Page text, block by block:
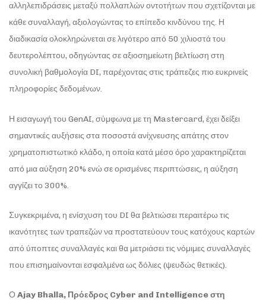
αλληλεπιδράσεις μεταξύ πολλαπλών οντοτήτων που σχετίζονται με
κάθε συναλλαγή, αξιολογώντας το επίπεδο κινδύνου της. Η
διαδικασία ολοκληρώνεται σε λιγότερο από 50 χιλιοστά του
δευτερολέπτου, οδηγώντας σε αξιοσημείωτη βελτίωση στη
συνολική βαθμολογία DI, παρέχοντας στις τράπεζες πιο ευκρινείς
πληροφορίες δεδομένων.
Η εισαγωγή του GenAI, σύμφωνα με τη Mastercard, έχει δείξει
σημαντικές αυξήσεις στα ποσοστά ανίχνευσης απάτης στον
χρηματοπιστωτικό κλάδο, η οποία κατά μέσο όρο χαρακτηρίζεται
από μια αύξηση 20% ενώ σε ορισμένες περιπτώσεις, η αύξηση
αγγίζει το 300%.
Συγκεκριμένα, η ενίσχυση του DI θα βελτιώσει περαιτέρω τις
ικανότητες των τραπεζών να προστατεύουν τους κατόχους καρτών
από ύποπτες συναλλαγές και θα μετριάσει τις νόμιμες συναλλαγές
που επισημαίνονται εσφαλμένα ως δόλιες (ψευδώς θετικές).
ΟAjay Bhalla, Πρόεδρος Cyber and Intelligence στη